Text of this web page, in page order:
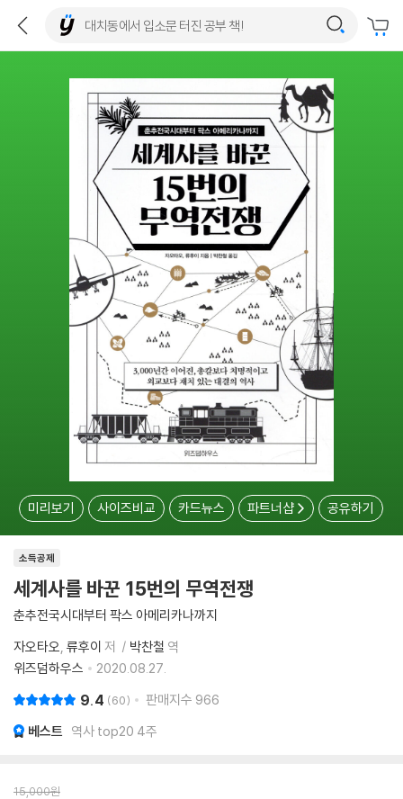
미리보기 사이즈비교 카드뉴스 파트너샵 공유하기
소득공제
세계사를 바꾼 15번의 무역전쟁
춘추전국시대부터 팍스 아메리카나까지
자오타오 류후이 저 박찬철 역
위즈덤하우스
2020.08.27.
9.4 60 판매지수 966
베스트 역사 top20 4주
15,000원